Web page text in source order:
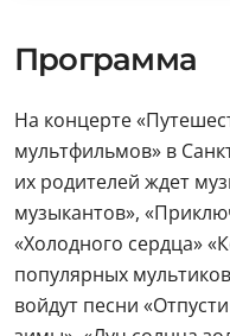
Программа
На концерте
мультфильмов» в
их родителей ждет
музыкантов»,
«Холодного сердца»
популярных
войдут песни